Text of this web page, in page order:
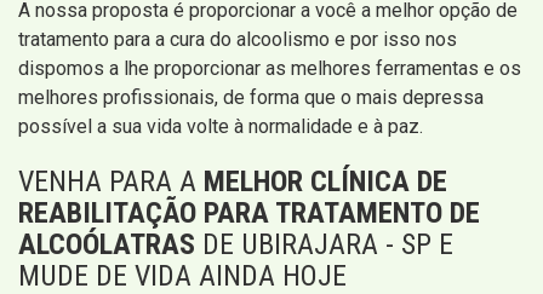
A nossa proposta é proporcionar a você a melhor opção de
tratamento para a cura do alcoolismo e por isso nos
dispomos a lhe proporcionar as melhores ferramentas e os
melhores profissionais, de forma que o mais depressa
possível a sua vida volte à normalidade e à paz.
VENHA PARA A MELHOR CLÍNICA DE
REABILITAÇÃO PARA TRATAMENTO DE
ALCOÓLATRAS DE UBIRAJARA - SP E
MUDE DE VIDA AINDA HOJE